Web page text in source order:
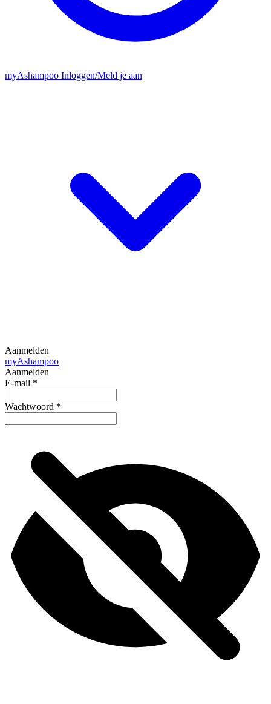
myAshampoo Inloggen/Meld je aan
Aanmelden
myAshampoo
Aanmelden
E-mail *
Wachtwoord *